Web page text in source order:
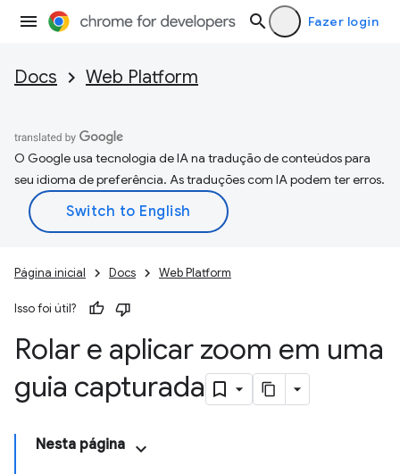
Fazer login
Docs Web Platform
O Google usa tecnologia de IA na tradução de conteúdos para
seu idioma de preferência. As traduções com IA podem ter erros.
Página inicial Docs Web Platform
Isso foi útil?
Rolar e aplicar zoom em uma
guia capturada
Nesta página